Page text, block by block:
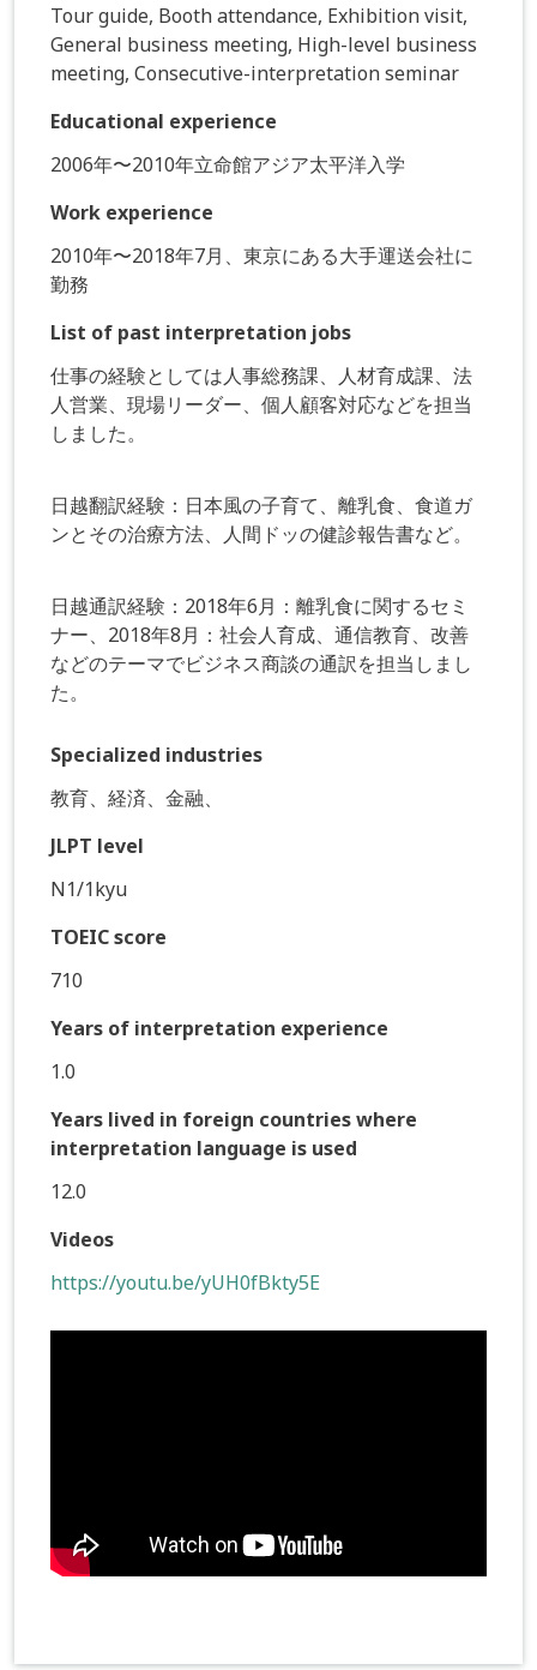
Tour guide, Booth attendance, Exhibition visit,
General business meeting, High-level business
meeting, Consecutive-interpretation seminar
Educational experience
2006年〜2010年立命館アジア太平洋入学
Work experience
2010年〜2018年7月、東京にある大手運送会社に
勤務
List of past interpretation jobs
仕事の経験としては人事総務課、人材育成課、法
人営業、現場リーダー、個人顧客対応などを担当
しました。
日越翻訳経験：日本風の子育て、離乳食、食道ガ
ンとその治療方法、人間ドッの健診報告書など。
日越通訳経験：2018年6月：離乳食に関するセミ
ナー、2018年8月：社会人育成、通信教育、改善
などのテーマでビジネス商談の通訳を担当しまし
た。
Specialized industries
教育、経済、金融、
JLPT level
N1/1kyu
TOEIC score
710
Years of interpretation experience
1.0
Years lived in foreign countries where
interpretation language is used
12.0
Videos
https://youtu.be/yUH0fBkty5E